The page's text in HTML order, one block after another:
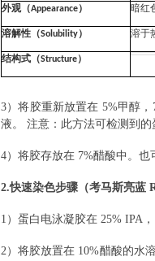
外观（Appearance） 暗红
溶解性（Solubility） 溶于
结构式（Structure）
3）将胶重新放置在 5%甲醇，
液。 注意：此方法可检测到的
4）将胶存放在 7%醋酸中。也
2.快速染色步骤（考马斯亮蓝
1 ）蛋白电泳凝胶在 25% IPA ，
2）将胶放置在 10%醋酸的水